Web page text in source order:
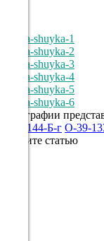
66%
1.8
62°
09.08
Фотографии
O-38-144-Б-г O-39-
Оцените статью